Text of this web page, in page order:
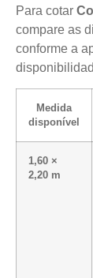
Para cotar
compare as
conforme a
Medida
disponível
1,60 ×
2,20 m